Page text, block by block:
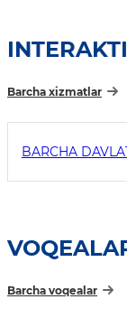
Barcha xizmatlar
BARCHA
Barcha voqealar